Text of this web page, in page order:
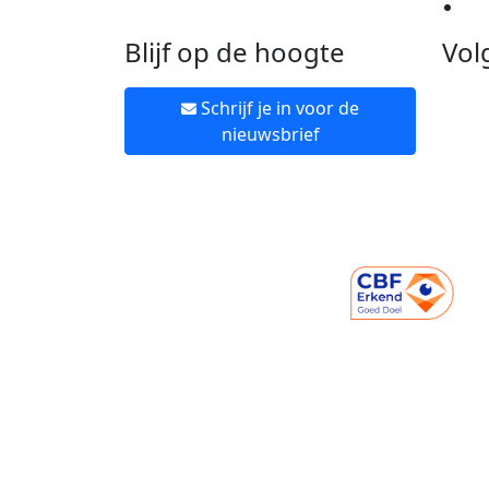
Blijf op de hoogte
Schrijf je in voor de
nieuwsbrief